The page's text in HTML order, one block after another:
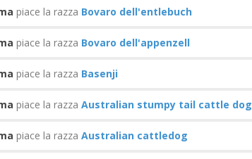
piace la razza Bovaro dell'entlebuch
piace la razza Bovaro dell'appenzell
piace la razza Basenji
piace la razza Australian stumpy tail cattle dog
piace la razza Australian cattledog